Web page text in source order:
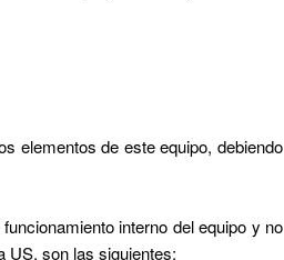
elementos de este equipo, debiendo
interno del equipo y no
US, son las siguientes: